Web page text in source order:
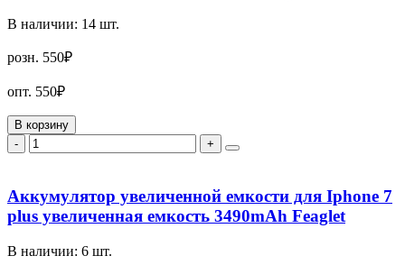
В наличии: 14 шт.
розн. 550₽
опт. 550₽
В корзину
-
+
Аккумулятор увеличенной емкости для Iphone 7
plus увеличенная емкость 3490mAh Feaglet
В наличии: 6 шт.